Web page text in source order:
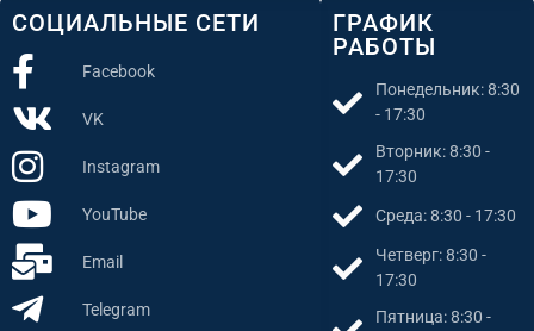
ГРАФИК
РАБОТЫ
Понедельник: 8:30
- 17:30
Вторник: 8:30 -
17:30
Среда: 8:30 - 17:30
Четверг: 8:30 -
17:30
Пятница: 8:30 -
СОЦИАЛЬНЫЕ СЕТИ
Facebook
VK
Instagram
YouTube
Email
Telegram